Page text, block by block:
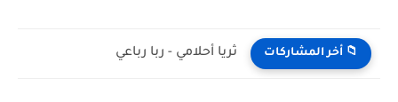
📁 أخر المشاركات ثريا أحلامي - ربا رباعي